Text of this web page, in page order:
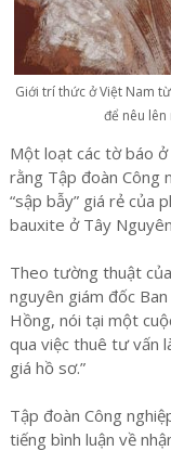
Giới trí thức ở Việt Nam
để nêu lên
Một loạt các tờ báo
rằng Tập đoàn Công
“sập bẫy” giá rẻ của
bauxite ở Tây
Theo tường thuật
nguyên giám đốc
Hồng, nói tại một
qua việc thuê tư vấn
giá hồ sơ.”
Tập đoàn Công
tiếng bình luận về